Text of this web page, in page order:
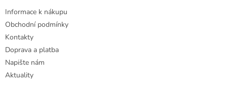
Informace k nákupu
Obchodní podmínky
Kontakty
Doprava a platba
Napište nám
Aktuality